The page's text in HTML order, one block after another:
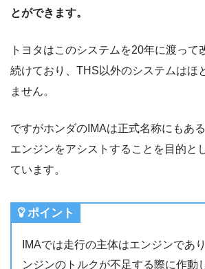
とができます。
トヨタはこのシステムを20年に渡って
続けており、THS以外のシステムはほ
ません。
ですがホンダのIMAは正式名称にもあ
エンジンをアシストすることを目的と
ています。
ポイント
IMAでは走行の主体はエンジンであ
ンジンのトルクが不足する際に作動